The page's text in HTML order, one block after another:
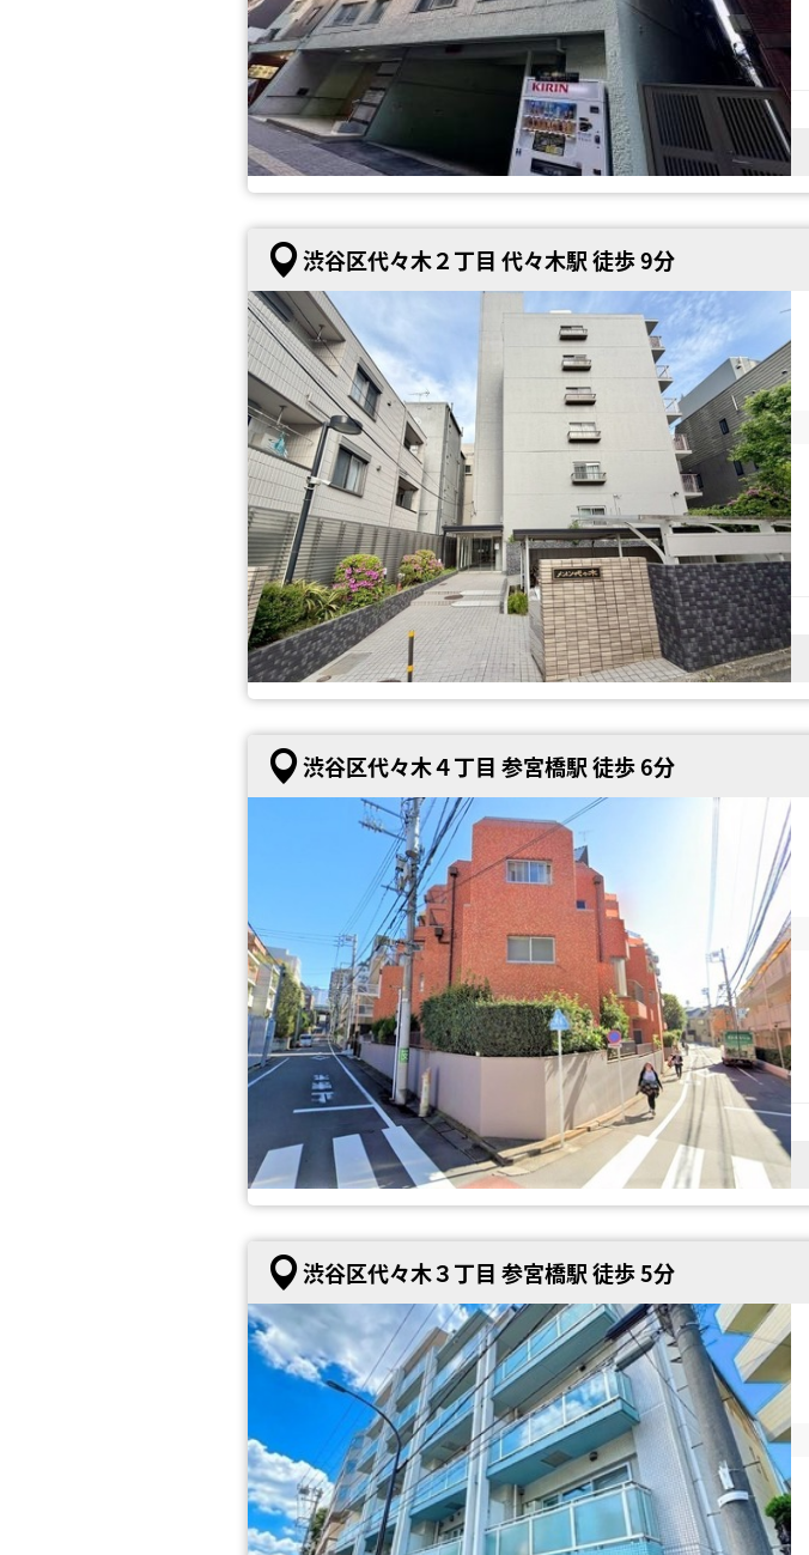
渋谷区代々木２丁目 代々木駅 徒歩 9分
渋谷区代々木４丁目 参宮橋駅 徒歩 6分
渋谷区代々木３丁目 参宮橋駅 徒歩 5分